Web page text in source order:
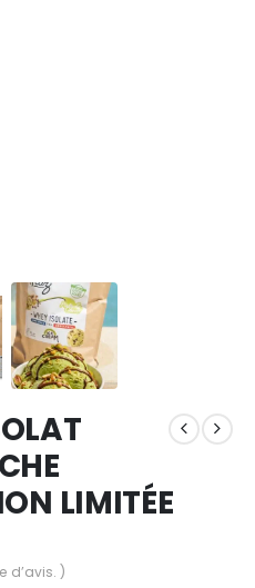
LIMITÉE
d’avis. )